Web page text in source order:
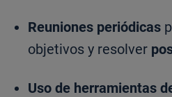
Reuniones periódicas
objetivos y resolver
Uso de herramientas